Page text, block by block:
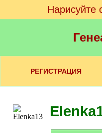
Нарисуйте
РЕГИСТРАЦИЯ